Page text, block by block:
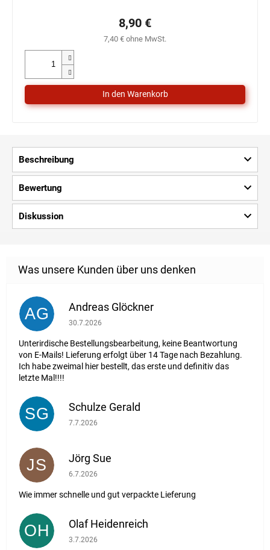
7,40 € ohne MwSt.
8,90 €
Beschreibung
Bewertung
Diskussion
AG Andreas Glöckner
Die Shop-Bewertung beträgt 1 von 5 Sternen.
30.7.2026
Unterirdische Bestellungsbearbeitung, keine Beantwortung
von E-Mails! Lieferung erfolgt über 14 Tage nach Bezahlung.
Ich habe zweimal hier bestellt, das erste und definitiv das
letzte Mal!!!!
SG Schulze Gerald
Die Shop-Bewertung beträgt 5 von 5 Sternen.
7.7.2026
JS Jörg Sue
Die Shop-Bewertung beträgt 5 von 5 Sternen.
6.7.2026
Wie immer schnelle und gut verpackte Lieferung
OH Olaf Heidenreich
Die Shop-Bewertung beträgt 5 von 5 Sternen.
3.7.2026